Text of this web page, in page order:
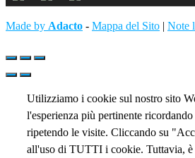
Made by Adacto - Mappa del Sito | Note
Utilizziamo i cookie sul nostro sito
l'esperienza più pertinente
ripetendo le visite. Cliccando su
all'uso di TUTTI i cookie. Tuttavia, è